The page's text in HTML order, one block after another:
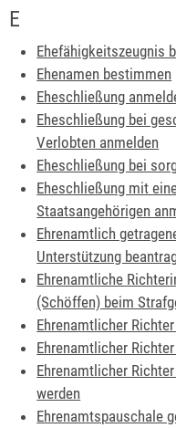
E
Ehefähigkeitszeugnis
Ehenamen bestimmen
Eheschließung
Eheschließung bei
Verlobten anmelden
Eheschließung bei
Eheschließung mit
Staatsangehörigen
Ehrenamtlich
Unterstützung
Ehrenamtliche
(Schöffen) beim
Ehrenamtlicher
Ehrenamtlicher
Ehrenamtlicher
werden
Ehrenamtspauschale